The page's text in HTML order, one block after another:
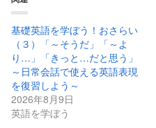
基礎英語を学ぼう！おさらい
（３）「～そうだ」「～よ
り…」「きっと…だと思う」
～日常会話で使える英語表現
を復習しよう～
2026年8月9日
英語を学ぼう